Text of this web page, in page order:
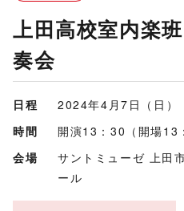
上田高校室内楽
奏会
日程
2024年4月7日（日）
時間
開演13：30（開場13
会場
サントミューゼ 上田
ール